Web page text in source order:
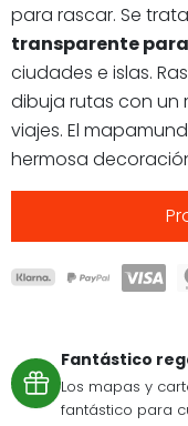
para rascar. Se
transparente
ciudades e islas.
dibuja rutas con un
viajes. El
hermosa
Fantástico
Los mapas y
fantástico para